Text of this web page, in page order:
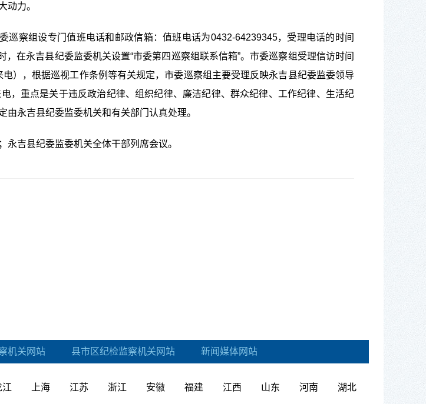
动力。
巡察组设专门值班电话和邮政信箱：值班电话为0432-64239345，受理电话的时间
，在永吉县纪委监委机关设置“市委第四巡察组联系信箱”。市委巡察组受理信访时间
电），根据巡视工作条例 等有关规定，市委巡察组主要受理反映永吉县纪委监委领导
，重点是关于违反政治纪律、组织纪律、廉洁纪律、群众纪律、工作纪律、 生活纪
由永吉县纪委监委机关和有关部门认真处理。
永吉县纪委监委机关全体干部列席会议。
机关网站 县市区纪检监察机关网站 新闻媒体网站
江 上海 江苏 浙江 安徽 福建 江西 山东 河南 湖北